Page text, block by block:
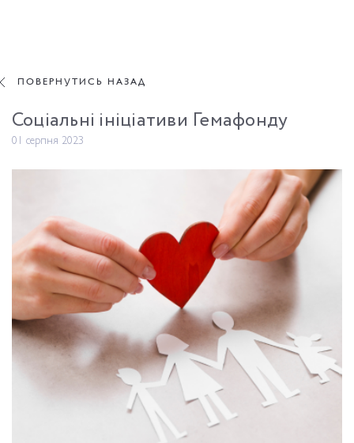
ПОВЕРНУТИСЬ НАЗАД
ПОВЕРНУТИСЬ НАЗАД
Соціальні ініціативи Гемафонду
01 серпня 2023